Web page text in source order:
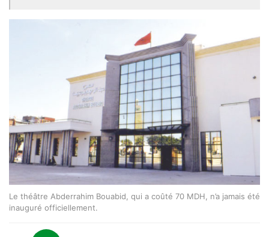
Le théâtre Abderrahim Bouabid, qui a coûté 70 MDH, n’a jamais été
inauguré officiellement.